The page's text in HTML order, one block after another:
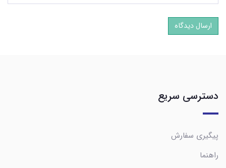
ارسال دیدگاه
دسترسی سریع
پیگیری سفارش
راهنما